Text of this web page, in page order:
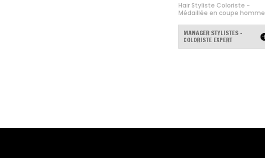
Hair Styliste Coloriste -
Médaillée en coupe homme
MANAGER STYLISTES -
COLORISTE EXPERT